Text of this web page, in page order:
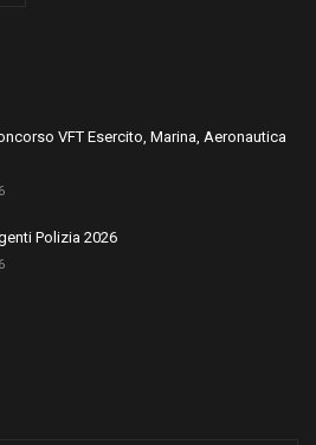
VFT Esercito, Marina, Aeronautica
Polizia 2026